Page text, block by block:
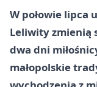
W połowie lipca
Leliwity zmienią
dwa dni
małopolskie